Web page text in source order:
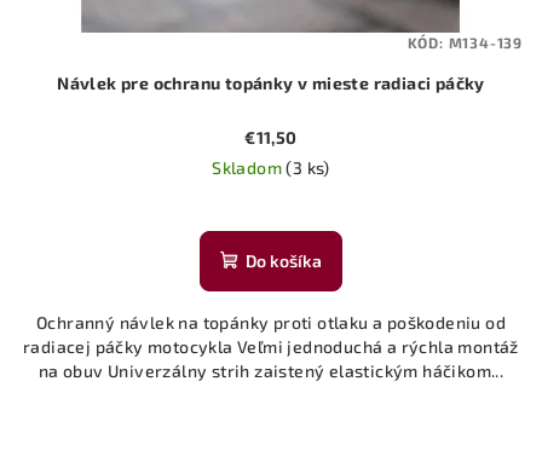
Návlek pre ochranu topánky v mieste radiaci páčky
€11,50
Skladom(3 ks)
Do košíka
Ochranný návlek na topánky proti otlaku a poškodeniu od
radiacej páčky motocykla Veľmi jednoduchá a rýchla montáž
na obuv Univerzálny strih zaistený elastickým háčikom...
KÓD: M134-139